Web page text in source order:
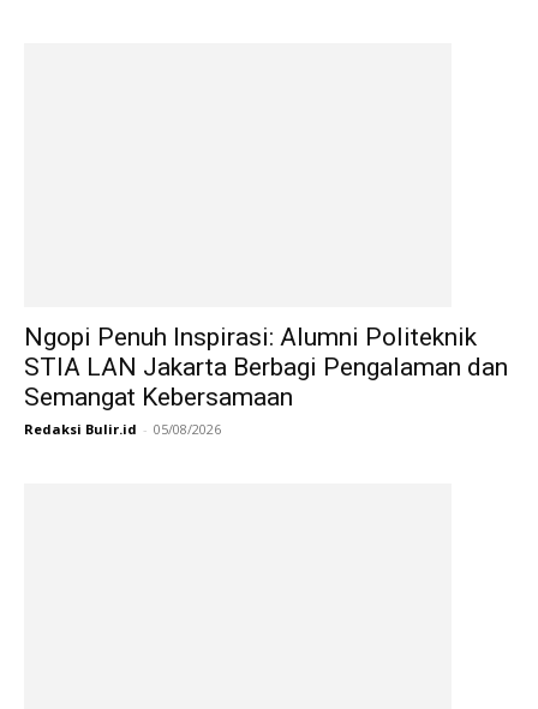
Ngopi Penuh Inspirasi: Alumni Politeknik
STIA LAN Jakarta Berbagi Pengalaman dan
Semangat Kebersamaan
Redaksi Bulir.id - 05/08/2026